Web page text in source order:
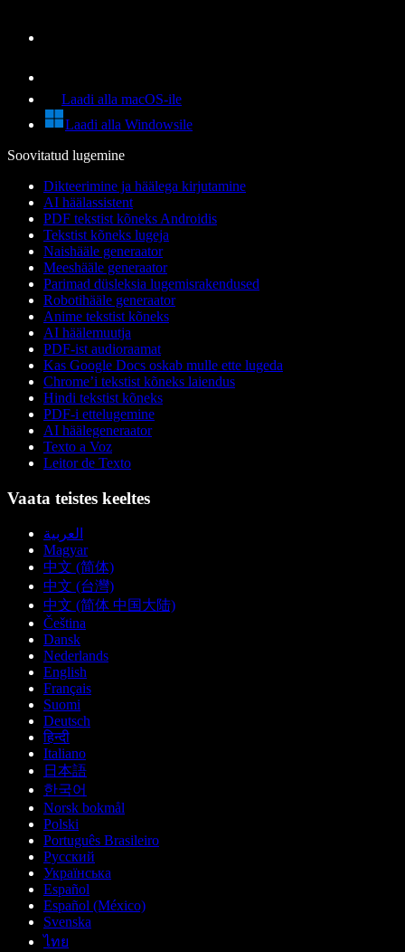
Laadi alla macOS-ile
Laadi alla Windowsile
Soovitatud lugemine
Dikteerimine ja häälega kirjutamine
AI häälassistent
PDF tekstist kõneks Androidis
Tekstist kõneks lugeja
Naishääle generaator
Meeshääle generaator
Parimad düsleksia lugemisrakendused
Robotihääle generaator
Anime tekstist kõneks
AI häälemuutja
PDF-ist audioraamat
Kas Google Docs oskab mulle ette lugeda
Chrome’i tekstist kõneks laiendus
Hindi tekstist kõneks
PDF-i ettelugemine
AI häälegeneraator
Texto a Voz
Leitor de Texto
Vaata teistes keeltes
العربية
Magyar
中文 (简体)
中文 (台灣)
中文 (简体 中国大陆)
Čeština
Dansk
Nederlands
English
Français
Suomi
Deutsch
हिन्दी
Italiano
日本語
한국어
Norsk bokmål
Polski
Português Brasileiro
Русский
Українська
Español
Español (México)
Svenska
ไทย